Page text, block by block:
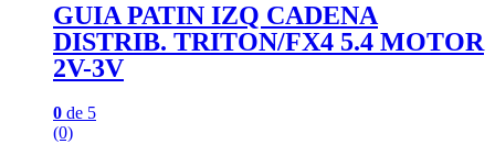
GUIA PATIN IZQ CADENA
DISTRIB. TRITON/FX4 5.4 MOTOR
2V-3V
0 de 5
(0)